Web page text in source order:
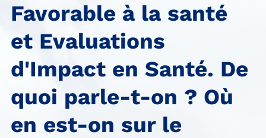
Favorable à la santé
et Evaluations
d'Impact en Santé. De
quoi parle-t-on ? Où
en est-on sur le